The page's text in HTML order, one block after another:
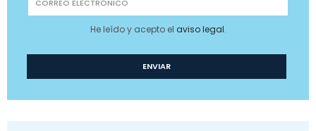
He leído y acepto el aviso legal.